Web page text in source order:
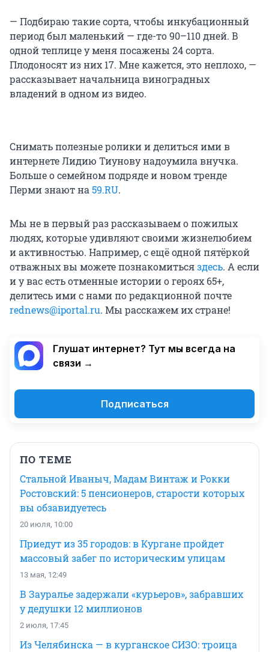
— Подбираю такие сорта, чтобы инкубационный
период был маленький — где-то 90–110 дней. В
одной теплице у меня посажены 24 сорта.
Плодоносят из них 17. Мне кажется, это неплохо, —
рассказывает начальница виноградных
владений в одном из видео.
Снимать полезные ролики и делиться ими в
интернете Лидию Тиунову надоумила внучка.
Больше о семейном подряде и новом тренде
Перми знают на 59.RU.
Мы не в первый раз рассказываем о пожилых
людях, которые удивляют своими жизнелюбием
и активностью. Например, с ещё одной пятёркой
отважных вы можете познакомитьсяздесь. А если
и у вас есть отменные истории о героях 65+,
делитесь ими с нами по редакционной почте
rednews@iportal.ru. Мы расскажем их стране!
Глушат интернет? Тут мы всегда на
связи →
Подписаться
ПО ТЕМЕ
Стальной Иваныч, Мадам Винтаж и Рокки
Ростовский: 5 пенсионеров, старости которых
вы обзавидуетесь
20 июля, 10:00
Приедут из 35 городов: в Кургане пройдет
массовый забег по историческим улицам
13 мая, 12:49
В Зауралье задержали «курьеров», забравших
у дедушки 12 миллионов
2 июля, 17:45
Из Челябинска — в курганское СИЗО: троица